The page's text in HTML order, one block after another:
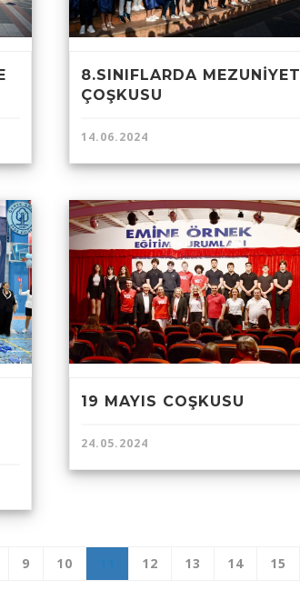
8.SINIFLARDA MEZUNİYET
ÇOŞKUSU
14.06.2024
19 MAYIS COŞKUSU
24.05.2024
9 10 12 13 14 15